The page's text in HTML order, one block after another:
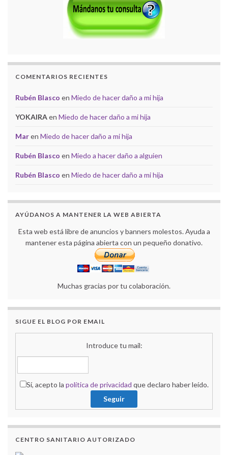
COMENTARIOS RECIENTES
Rubén Blasco en Miedo de hacer daño a mi hija
YOKAIRAen Miedo de hacer daño a mi hija
Maren Miedo de hacer daño a mi hija
Rubén Blasco en Miedo a hacer daño a alguien
Rubén Blasco en Miedo de hacer daño a mi hija
AYÚDANOS A MANTENER LA WEB ABIERTA
Esta web está libre de anuncios y banners molestos. Ayuda a
mantener esta página abierta con un pequeño donativo.
Muchas gracias por tu colaboración.
SIGUE EL BLOG POR EMAIL
Introduce tu mail:
Sí, acepto la política de privacidad que declaro haber leído.
CENTRO SANITARIO AUTORIZADO